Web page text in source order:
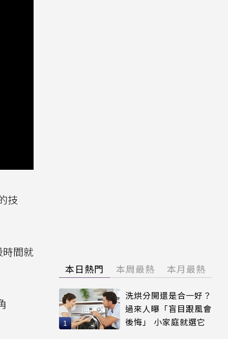
技
間就
本日熱門 本周最熱 本月最熱
洗烘分開還是合一好？
過來人曝「盲目跟風會
後悔」 小家庭就選它